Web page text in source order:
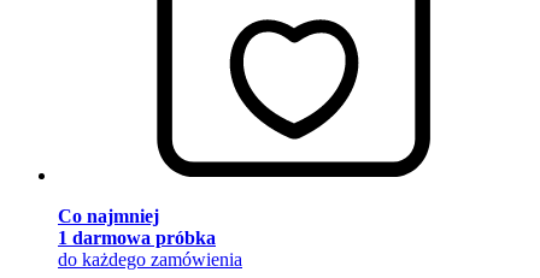
Co najmniej
1 darmowa próbka
do każdego zamówienia